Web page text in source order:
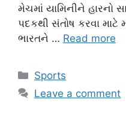
મેચમાં યામિનીને હારનો
પદકથી સંતોષ કરવા
ભારતને … Read more
Categories
Sports
Leave a comment